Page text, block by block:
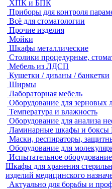
ХПК и БПК
Приборы для контроля
Всё для стоматологии
Прочие изделия
Мойки
Шкафы металлические
Столики процедурные,
Мебель из ЛДСП
Кушетки / диваны / банкетки
Ширмы
Лабораторная мебель
Оборудование для зерновых
Температура и влажность
Оборудование для анализа
Ламинарные шкафы и
Маски, респираторы,
Оборудование для
Испытательное оборудование
Шкафы для хранения
изделий медицинского
Актуально для борьбы и